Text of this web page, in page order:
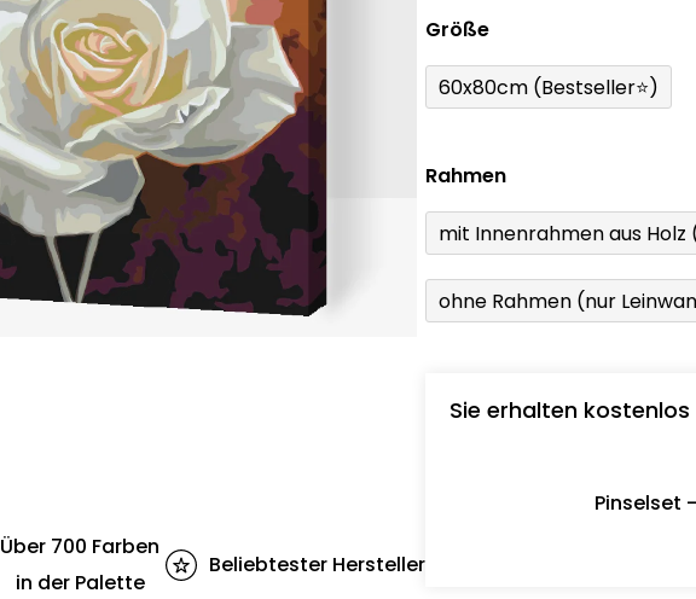
Größe
60x80cm (Bestseller⭐)
Rahmen
mit Innenrahmen aus
ohne Rahmen (nur
Sie erhalten kostenlos
Pinselset
Über 700 Farben
in der Palette
Beliebtester Hersteller